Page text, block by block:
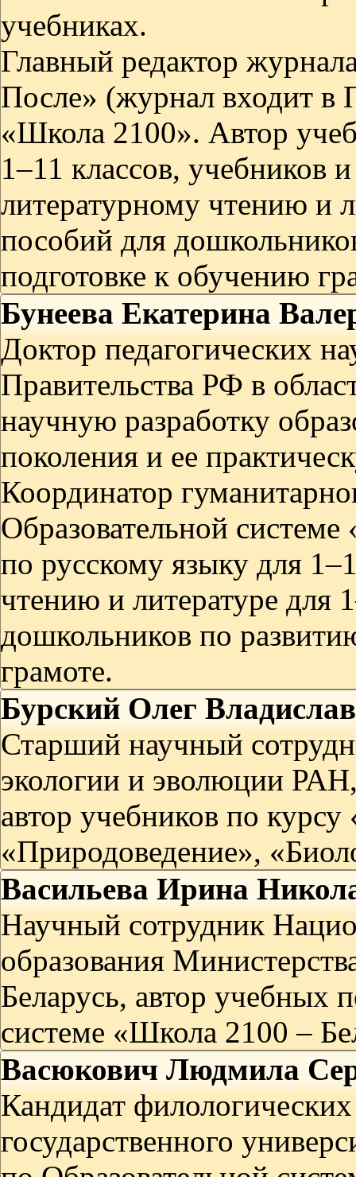
учебниках.
Главный редактор
После» (журнал входит
«Школа 2100». Автор
1–11 классов, учебников
литературному чтению и
пособий для
подготовке к обучению
Бунеева Екатерина
Доктор педагогических
Правительства РФ в
научную разработку
поколения и ее
Координатор
Образовательной
по русскому языку для
чтению и литературе для
дошкольников по
грамоте.
Бурский Олег
Старший научный
экологии и эволюции
автор учебников по
«Природоведение»,
Васильева Ирина
Научный сотрудник
образования
Беларусь, автор учебных
системе «Школа 2100 –
Васюкович Людмила
Кандидат
государственного